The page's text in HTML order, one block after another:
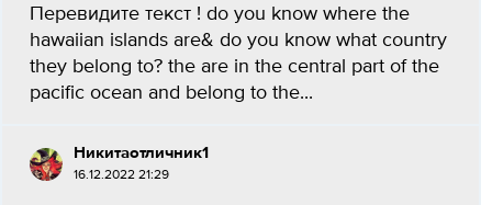
Перевидите текст ! do you know where the
hawaiian islands are& do you know what country
they belong to? the are in the central part of the
pacific ocean and belong to the...
Никитаотличник1
16.12.2022 21:29